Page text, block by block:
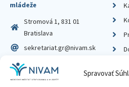
Spravovať
mládeže
Stromová 1, 831 01
Bratislava
sekretariat.gr@nivam.sk
IČO: 00164348
DIČ: 2020798714